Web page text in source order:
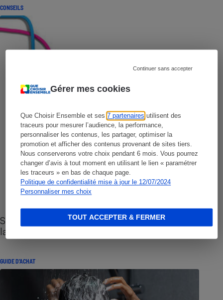
Gérer mes cookies
Que Choisir Ensemble et ses7 partenaires utilisent des
traceurs pour mesurer l’audience, la performance,
personnaliser les contenus, les partager, optimiser la
promotion et afficher des contenus provenant de sites tiers.
Nous conserverons votre choix pendant 6 mois. Vous pourrez
changer d’avis à tout moment en utilisant le lien « paramétrer
les traceurs » en bas de chaque page.
Politique de confidentialité mise à jour le 12/07/2024
Personnaliser mes choix
Continuer sans accepter
TOUT ACCEPTER & FERMER
CONSEILS
Sites de rencontres - Nos conseils pour vous
lancer
GUIDE D'ACHAT